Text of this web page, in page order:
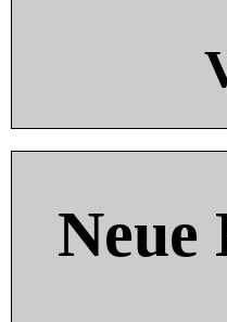
Neue